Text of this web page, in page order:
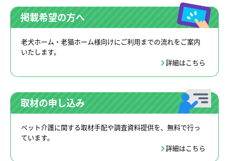
掲載希望の方へ
老犬ホーム・老猫ホーム様向けにご利用までの流れをご案内
いたします。
詳細はこちら
取材の申し込み
ペット介護に関する取材手配や調査資料提供を、無料で行っ
ています。
詳細はこちら